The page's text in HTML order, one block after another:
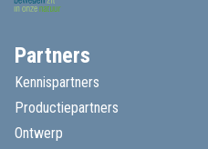
Partners
Kennispartners
Productiepartners
Ontwerp